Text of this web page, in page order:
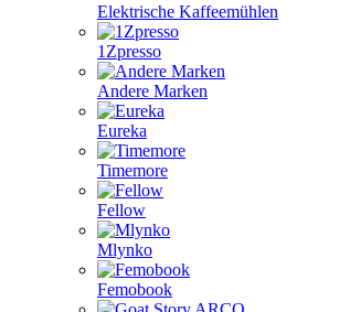
Elektrische Kaffeemühlen
1Zpresso
Andere Marken
Eureka
Timemore
Fellow
Mlynko
Femobook